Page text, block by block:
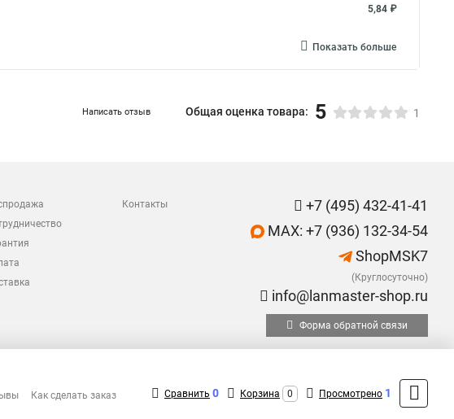
5,84 ₽
Показать больше
Написать отзыв Общая оценка товара: 5 1
Контакты
+7 (495) 432-41-41
MAX: +7 (936) 132-34-54
ShopMSK7
(Круглосуточно)
info@lanmaster-shop.ru
Форма обратной связи
Как сделать заказ Сравнить 0 Корзина 0 Просмотрено 1